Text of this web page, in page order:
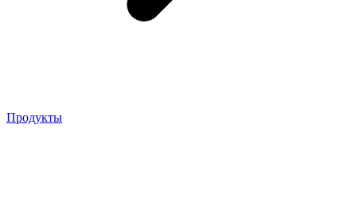
Продукты